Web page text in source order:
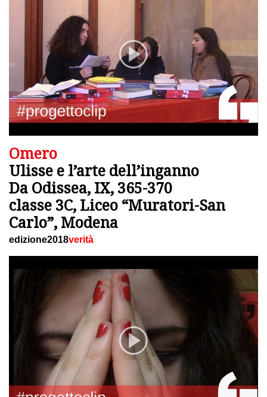
Omero
Ulisse e l’arte dell’inganno
Da Odissea, IX, 365-370
classe 3C, Liceo “Muratori-San
Carlo”, Modena
edizione2018verità